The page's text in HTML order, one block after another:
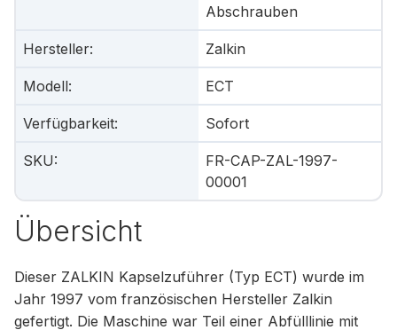
Abschrauben
Hersteller: Zalkin
Modell: ECT
Verfügbarkeit: Sofort
SKU:
FR-CAP-ZAL-1997-
00001
Übersicht
Dieser ZALKIN Kapselzuführer (Typ ECT) wurde im
Jahr 1997 vom französischen Hersteller Zalkin
gefertigt. Die Maschine war Teil einer Abfülllinie mit